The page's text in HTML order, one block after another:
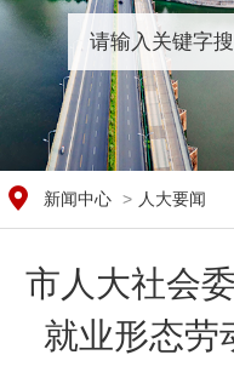
新闻中心 > 人大要闻
市人大社会
就业形态劳